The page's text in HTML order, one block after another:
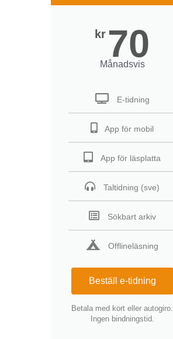
kr 70
Månadsvis
E-tidning
App för mobil
App för läsplatta
Taltidning (sve)
Sökbart arkiv
Offlineläsning
Beställ e-tidning
Betala med kort eller autogiro.
Ingen bindningstid.